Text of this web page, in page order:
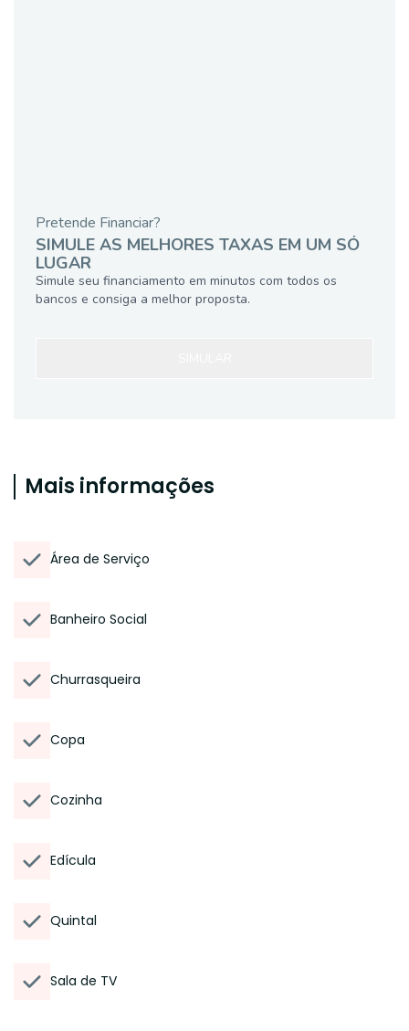
Pretende Financiar?
SIMULE AS MELHORES TAXAS EM UM SÓ
LUGAR
Simule seu financiamento em minutos com todos os
bancos e consiga a melhor proposta.
Mais informações
Área de Serviço
Banheiro Social
Churrasqueira
Copa
Cozinha
Edícula
Quintal
Sala de TV